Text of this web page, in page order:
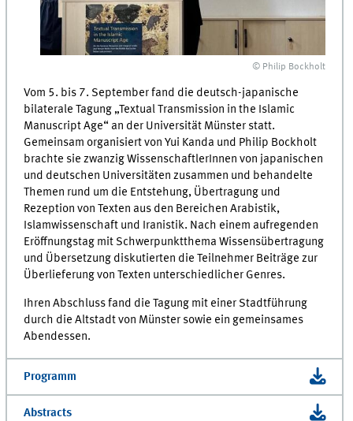
© Philip Bockholt
Vom 5. bis 7. September fand die deutsch-japanische
bilaterale Tagung „Textual Transmission in the Islamic
Manuscript Age“ an der Universität Münster statt.
Gemeinsam organisiert von Yui Kanda und Philip Bockholt
brachte sie zwanzig WissenschaftlerInnen von japanischen
und deutschen Universitäten zusammen und behandelte
Themen rund um die Entstehung, Übertragung und
Rezeption von Texten aus den Bereichen Arabistik,
Islamwissenschaft und Iranistik. Nach einem aufregenden
Eröffnungstag mit Schwerpunktthema Wissensübertragung
und Übersetzung diskutierten die Teilnehmer Beiträge zur
Überlieferung von Texten unterschiedlicher Genres.
Ihren Abschluss fand die Tagung mit einer Stadtführung
durch die Altstadt von Münster sowie ein gemeinsames
Abendessen.
Programm
Abstracts